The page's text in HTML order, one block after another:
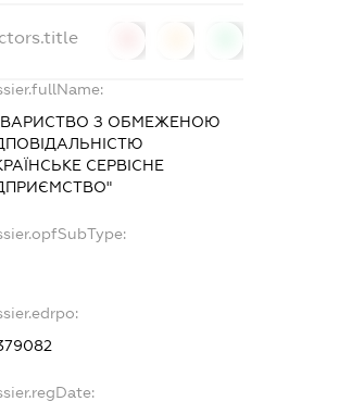
З ОБМЕЖЕНОЮ
СЕРВІСНЕ